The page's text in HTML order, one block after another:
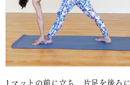
1.マットの前に立ち、片足を後ろ